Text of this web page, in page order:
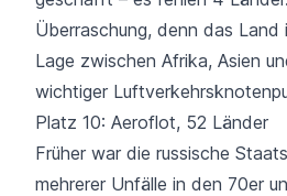
Überraschung, denn das
Lage zwischen Afrika, Asien
wichtiger
Platz 10: Aeroflot, 52 Länder
Früher war die russische
mehrerer Unfälle in den 70er